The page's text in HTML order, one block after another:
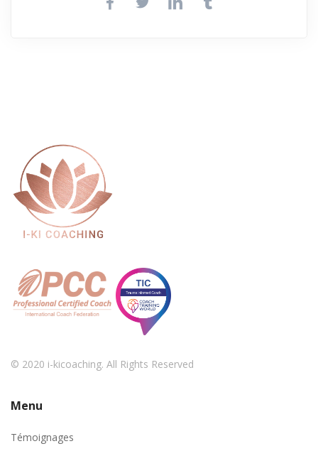
© 2020 i-kicoaching. All Rights Reserved
Menu
Témoignages